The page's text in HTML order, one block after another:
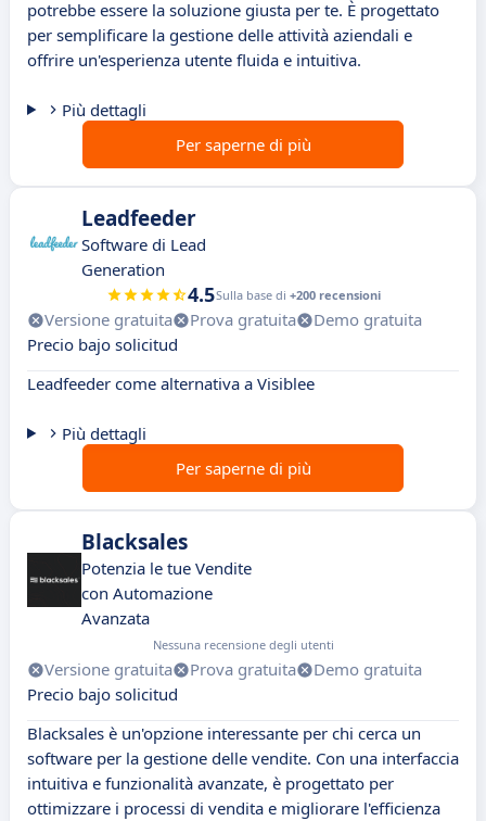
potrebbe essere la soluzione giusta per te. È progettato
per semplificare la gestione delle attività aziendali e
offrire un'esperienza utente fluida e intuitiva.
Più dettagli
Per saperne di più
Leadfeeder
Software di Lead
Generation
4.5Sulla base di +200 recensioni
Versione gratuita Prova gratuita
Demo gratuita
Precio bajo solicitud
Leadfeeder come alternativa a Visiblee
Più dettagli
Per saperne di più
Blacksales
Potenzia le tue Vendite
con Automazione
Avanzata
Nessuna recensione degli utenti
Versione gratuita Prova gratuita
Demo gratuita
Precio bajo solicitud
Blacksales è un'opzione interessante per chi cerca un
software per la gestione delle vendite. Con una interfaccia
intuitiva e funzionalità avanzate, è progettato per
ottimizzare i processi di vendita e migliorare l'efficienza